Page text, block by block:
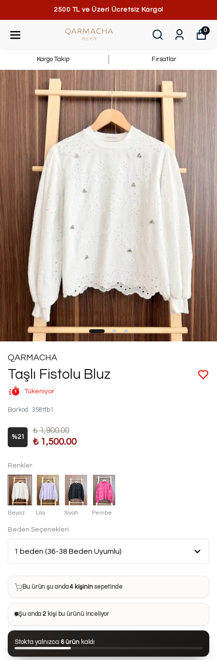
2500 TL ve Üzeri Ücretsiz Kargo!
0
Kargo Takip Fırsatlar
QARMACHA
Taşlı Fistolu Bluz
Tükeniyor
Barkod : 358tfb1
%21
₺ 1,900.00
₺ 1,500.00
Renkler
Beyaz Lila Siyah Pembe
Beden Seçenekleri
Bu ürün son 7 günde15 kezsatın alındı
Bu ürün şu anda4 kişininsepetinde
Bu ürünü 21 kişi favorilerine ekledi
Bu ürün son 24 saatte79 kezgörüntülendi
Şu anda2 kişi bu ürünü inceliyor
Stokta yalnızca 6 ürün kaldı